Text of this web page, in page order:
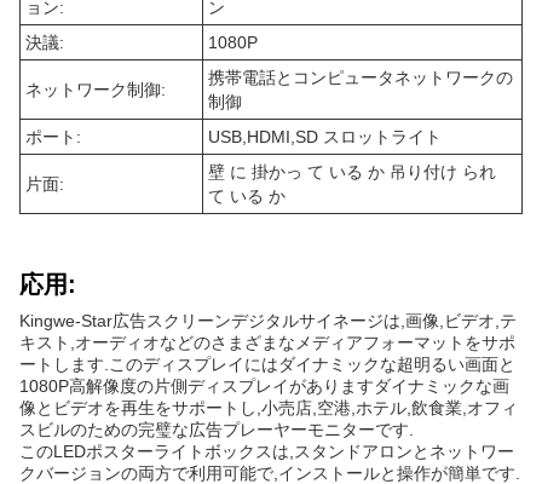
ョン:
ン
決議:
1080P
ネットワーク制御:
携帯電話とコンピュータネットワークの
制御
ポート:
USB,HDMI,SD スロットライト
片面:
壁 に 掛かっ て いる か 吊り付け られ
て いる か
応用:
Kingwe-Star広告スクリーンデジタルサイネージは,画像,ビデオ,テ
キスト,オーディオなどのさまざまなメディアフォーマットをサポ
ートします.このディスプレイにはダイナミックな超明るい画面と
1080P高解像度の片側ディスプレイがありますダイナミックな画
像とビデオを再生をサポートし,小売店,空港,ホテル,飲食業,オフィ
スビルのための完璧な広告プレーヤーモニターです.
このLEDポスターライトボックスは,スタンドアロンとネットワー
クバージョンの両方で利用可能で,インストールと操作が簡単です.